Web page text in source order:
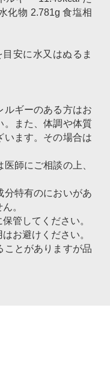
化物 2.781g 食塩相
安に水又はぬるま
ルギーのある方はお
。また、体調や体質
います。その場合は
師にご相談の上、
分特有のにおいがあ
。
管してください。
お避けください。
ことがありますが品